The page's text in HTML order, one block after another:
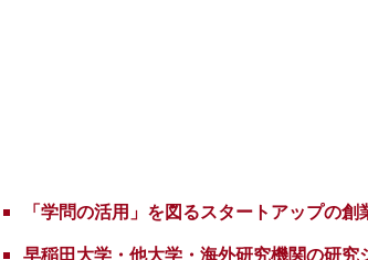
「学問の活用」を図るスタートアップの創
早稲田大学・他大学・海外研究機関の研究